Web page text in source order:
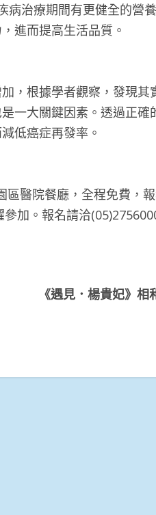
病治療期間有更健全的營
進而提高生活品質。
，根據學者觀察，發現其
一大關鍵因素。透過正確
低癌症再發率。
醫院餐廳，全程免費，
加。報名請洽
《遇見．楊貴妃》相